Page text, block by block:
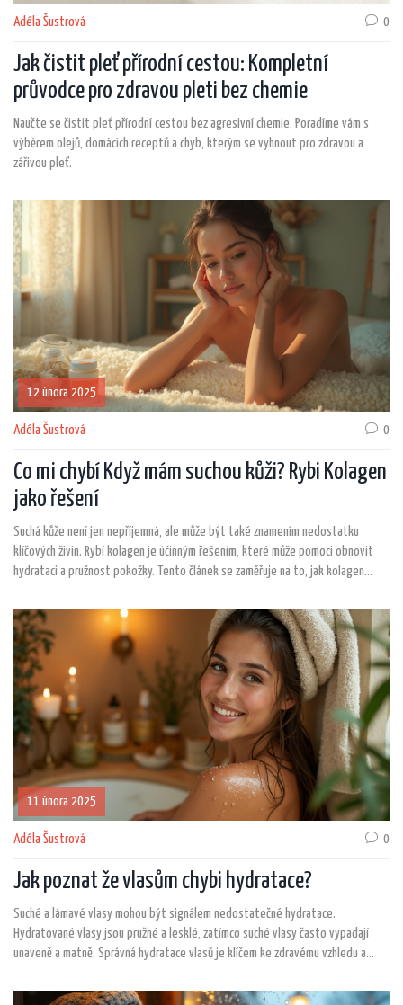
Adéla Šustrová 0
Jak čistit pleť přírodní cestou: Kompletní
průvodce pro zdravou pleti bez chemie
Naučte se čistit pleť přírodní cestou bez agresivní chemie. Poradíme vám s
výběrem olejů, domácích receptů a chyb, kterým se vyhnout pro zdravou a
zářivou pleť.
12 února 2025
Adéla Šustrová 0
Co mi chybí Když mám suchou kůži? Rybi Kolagen
jako řešení
Suchá kůže není jen nepříjemná, ale může být také znamením nedostatku
klíčových živin. Rybí kolagen je účinným řešením, které může pomoci obnovit
hydrataci a pružnost pokožky. Tento článek se zaměřuje na to, jak kolagen
výhody a praktické tipy, jak jej zařadit do své denní rutiny. Kolagen z rybího
zdroje je snadno dostupný a může znamenat zásadní změnu pro vaši pokožku.
11 února 2025
Adéla Šustrová 0
Jak poznat že vlasům chybi hydratace?
Suché a lámavé vlasy mohou být signálem nedostatečné hydratace.
Hydratované vlasy jsou pružné a lesklé, zatímco suché vlasy často vypadají
unaveně a matně. Správná hydratace vlasů je klíčem ke zdravému vzhledu a
jak rozpoznat a zlepšit hydrataci vašich vlasů.